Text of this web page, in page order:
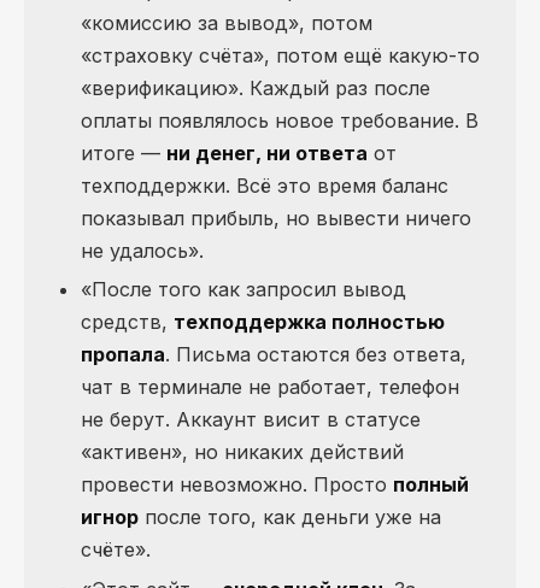
«комиссию за вывод», потом
«страховку счёта», потом ещё какую-то
«верификацию». Каждый раз после
оплаты появлялось новое требование. В
итоге — ни денег, ни ответа от
техподдержки. Всё это время баланс
показывал прибыль, но вывести ничего
не удалось».
«После того как запросил вывод
средств, техподдержка полностью
пропала. Письма остаются без ответа,
чат в терминале не работает, телефон
не берут. Аккаунт висит в статусе
«активен», но никаких действий
провести невозможно. Просто полный
игнор после того, как деньги уже на
счёте».